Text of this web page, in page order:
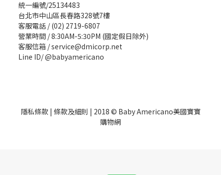
統一編號/25134483
台北市中山區長春路328號7樓
客服電話 / (02) 2719-6807
營業時間 / 8:30AM-5:30PM (國定假日除外)
客服信箱 / service@dmicorp.net
Line ID/ @babyamericano
隱私條款| 條款及細則 | 2018 © Baby Americano美國寶寶
購物網